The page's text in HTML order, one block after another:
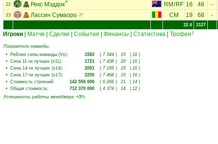
22 Рекс Мэддок RM / RF 16 46 -
23 Лассин Сумаоро CM 19 68 -
22.6 2127
Игроки Матчи Сделки События Финансы Статистика Трофеи 7
Показатели команды:
• Рейтинг силы команды (Vs): 1583 ( 7 344 19 16 )
• Сила 11-ти лучших (s11): 1721 ( 7 438 20 16 )
• Сила 14-ти лучших (s14): 2051 ( 7 199 19 16 )
• Сила 17-ти лучших (s17): 2255 ( 7 468 19 16 )
• Стоимость строений: 142 550 000 ( 6 266 21 14 )
• Общая стоимость: 712 370 000 ( 4 374 14 12 )
Успешность работы менеджера: +3%